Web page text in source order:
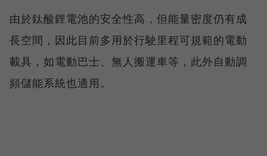
由於鈦酸鋰電池的安全性高，但能量密度仍有成
長空間，因此目前多用於行駛里程可規範的電動
載具，如電動巴士、無人搬運車等，此外自動調
頻儲能系統也適用。